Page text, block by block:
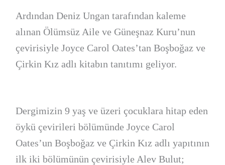
Ardından Deniz Ungan tarafından kaleme
alınan Ölümsüz Aile ve Güneşnaz Kuru’nun
çevirisiyle Joyce Carol Oates’tan Boşboğaz ve
Çirkin Kız adlı kitabın tanıtımı geliyor.
Dergimizin 9 yaş ve üzeri çocuklara hitap eden
öykü çevirileri bölümünde Joyce Carol
Oates’un Boşboğaz ve Çirkin Kız adlı yapıtının
ilk iki bölümünün çevirisiyle Alev Bulut;